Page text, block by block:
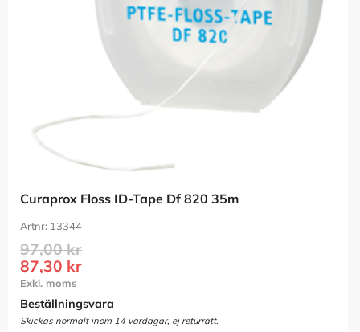
Curaprox Floss ID-Tape Df 820 35m
13344
87,30 kr
97,00kr
Beställningsvara